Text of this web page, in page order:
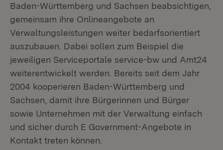
Baden-Württemberg und Sachsen beabsichtigen,
gemeinsam ihre Onlineangebote an
Verwaltungsleistungen weiter bedarfsorientiert
auszubauen. Dabei sollen zum Beispiel die
jeweiligen Serviceportale service-bw und Amt24
weiterentwickelt werden. Bereits seit dem Jahr
2004 kooperieren Baden-Württemberg und
Sachsen, damit ihre Bürgerinnen und Bürger
sowie Unternehmen mit der Verwaltung einfach
und sicher durch E Government-Angebote in
Kontakt treten können.